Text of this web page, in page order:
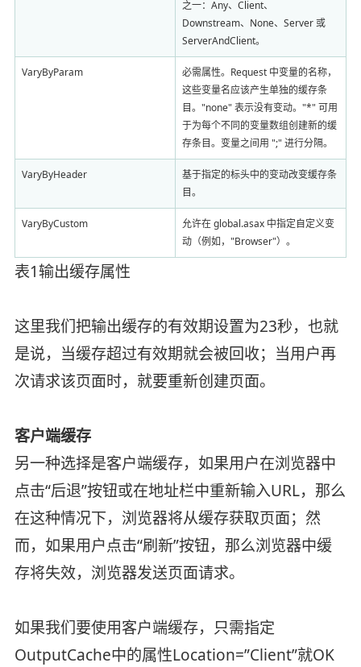
之一：Any、Client、
Downstream、None、Server 或
ServerAndClient。
VaryByParam
必需属性。Request 中变量的名称，
这些变量名应该产生单独的缓存条
目。"none" 表示没有变动。"*" 可用
于为每个不同的变量数组创建新的缓
存条目。变量之间用 ";" 进行分隔。
VaryByHeader
基于指定的标头中的变动改变缓存条
目。
VaryByCustom
允许在 global.asax 中指定自定义变
动（例如，"Browser"）。
表1输出缓存属性
这里我们把输出缓存的有效期设置为23秒，也就
是说，当缓存超过有效期就会被回收；当用户再
次请求该页面时，就要重新创建页面。
客户端缓存
另一种选择是客户端缓存，如果用户在浏览器中
点击“后退”按钮或在地址栏中重新输入URL，那么
在这种情况下，浏览器将从缓存获取页面；然
而，如果用户点击“刷新”按钮，那么浏览器中缓
存将失效，浏览器发送页面请求。
如果我们要使用客户端缓存，只需指定
OutputCache中的属性Location=”Client”就OK